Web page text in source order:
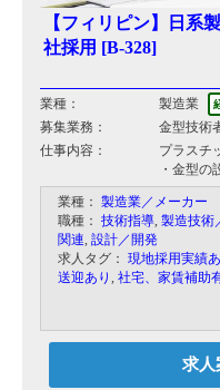
【フィリピン】日系
社採用 [B-328]
業種： 製造業
募集業務：
金型技術
仕事内容：
プラスチ
・金型の
・金型の
・金型の
の操作）
業種： 製造業／メーカー
職種： 技術指導 製造技術
関連 設計／開発
求人タグ： 現地採用実績
送迎あり
社宅、家賃補助
求人